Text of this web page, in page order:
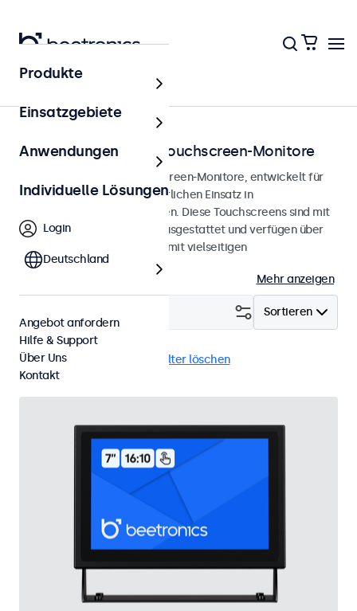
Startseite
Vandalismussichere Touchscreen-Monitore
Vandalismussichere Touchscreen-Monitore, entwickelt für
den intensiven und kontinuierlichen Einsatz in
anspruchsvollen Umgebungen. Diese Touchscreens sind mit
einem gehärteten Display ausgestattet und verfügen über
ein robustes Metallgehäuse mit vielseitigen
Montageoptionen.
Mehr anzeigen
Sortieren
Vandalismussicher Alle Filter löschen
Produkte
Einsatzgebiete
Anwendungen
Individuelle Lösungen
Login
Deutschland
Angebot anfordern
Hilfe & Support
Über Uns
Kontakt